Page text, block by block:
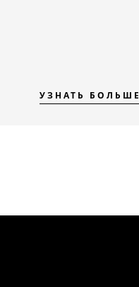
УЗНАТЬ БОЛЬШЕ